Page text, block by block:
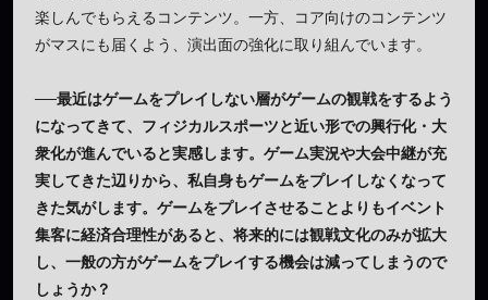
楽しんでもらえるコンテンツ。一方、コア向けのコンテンツ
がマスにも届くよう、演出面の強化に取り組んでいます。
──最近はゲームをプレイしない層がゲームの観戦をするよう
になってきて、フィジカルスポーツと近い形での興行化・大
衆化が進んでいると実感します。ゲーム実況や大会中継が充
実してきた辺りから、私自身もゲームをプレイしなくなって
きた気がします。ゲームをプレイさせることよりもイベント
集客に経済合理性があると、将来的には観戦文化のみが拡大
し、一般の方がゲームをプレイする機会は減ってしまうので
しょうか？